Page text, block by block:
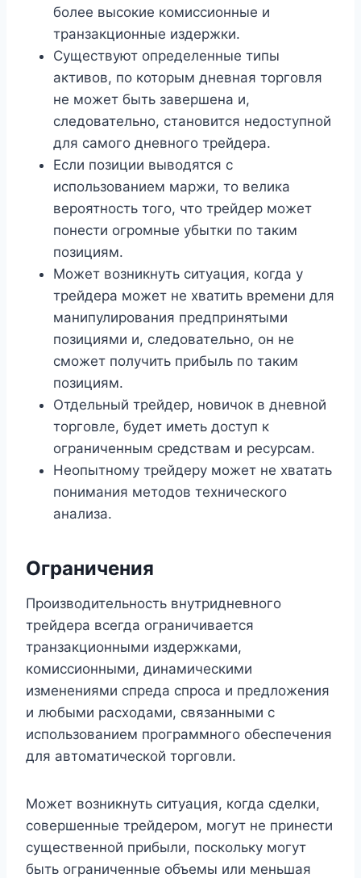
более высокие комиссионные и
транзакционные издержки.
Существуют определенные типы
активов, по которым дневная торговля
не может быть завершена и,
следовательно, становится недоступной
для самого дневного трейдера.
Если позиции выводятся с
использованием маржи, то велика
вероятность того, что трейдер может
понести огромные убытки по таким
позициям.
Может возникнуть ситуация, когда у
трейдера может не хватить времени для
манипулирования предпринятыми
позициями и, следовательно, он не
сможет получить прибыль по таким
позициям.
Отдельный трейдер, новичок в дневной
торговле, будет иметь доступ к
ограниченным средствам и ресурсам.
Неопытному трейдеру может не хватать
понимания методов технического
анализа.
Ограничения
Производительность внутридневного
трейдера всегда ограничивается
транзакционными издержками,
комиссионными, динамическими
изменениями спреда спроса и предложения
и любыми расходами, связанными с
использованием программного обеспечения
для автоматической торговли.
Может возникнуть ситуация, когда сделки,
совершенные трейдером, могут не принести
существенной прибыли, поскольку могут
быть ограниченные объемы или меньшая